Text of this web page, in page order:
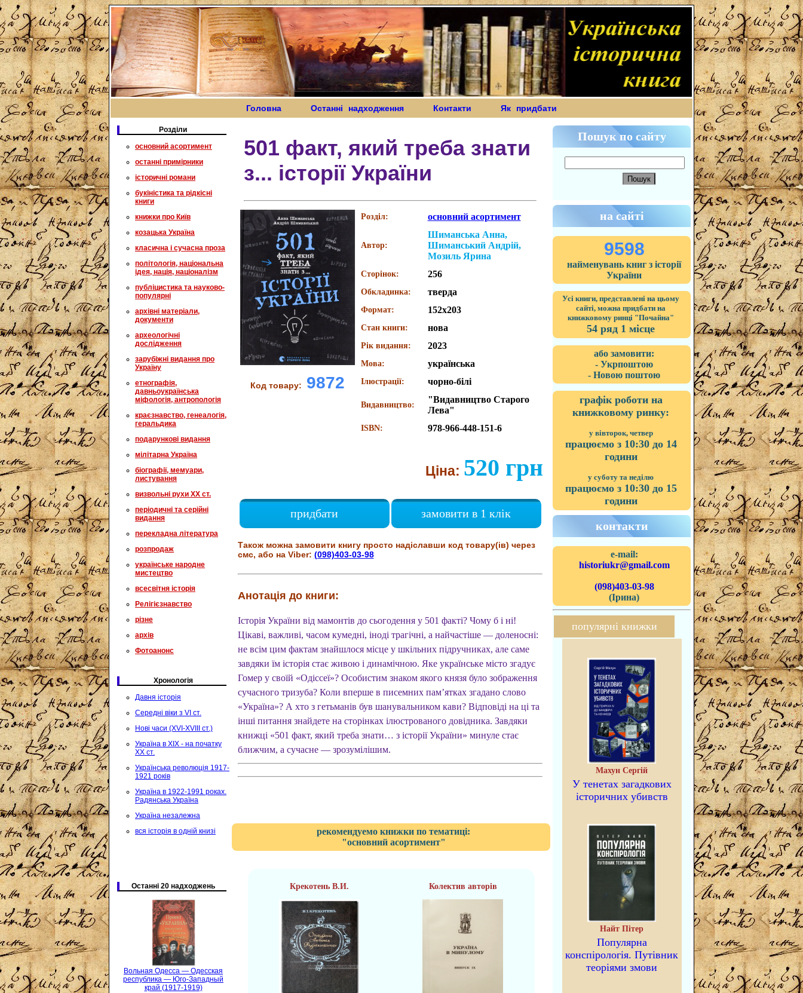
Головна Останні надходження Контакти Як придбати
Розділи
основний асортимент
останні примірники
історичні романи
букіністика та рідкісні
книги
книжки про Київ
козацька Україна
класична і сучасна проза
політологія, національна
ідея, нація, націоналізм
публіцистика та науково-
популярні
архівні матеріали,
документи
археологічні
дослідження
зарубіжні видання про
Україну
етнографія,
давньоукраїнська
міфологія, антропологія
краєзнавство, генеалогія,
геральдика
подарункові видання
мілітарна Україна
біографії, мемуари,
листування
визвольні рухи XX ст.
періодичні та серійні
видання
перекладна література
розпродаж
українське народне
мистецтво
всесвітня історія
Релігієзнавство
різне
архів
Фотоанонс
Хронологія
Давня історія
Середні віки з VI ст.
Нові часи (XVI-XVIII ст.)
Україна в XIX - на початку
XX ст.
Українська революція 1917-
1921 років
Україна в 1922-1991 роках.
Радянська Україна
Україна незалежна
вся історія в одній книзі
Останні 20 надходжень
Вольная Одесса — Одесская
республика — Юго-Западный
край (1917-1919)
501 факт, який треба знати
з... історії України
Код товару: 9872
Розділ: основний асортимент
Автор:
Шиманська Анна,
Шиманський Андрій,
Мозиль Ярина
Сторінок: 256
Обкладинка: тверда
Формат: 152х203
Стан книги: нова
Рік видання: 2023
Мова: українська
Ілюстрації: чорно-білі
Видавництво:
"Видавництво Старого
Лева"
ISBN: 978-966-448-151-6
Ціна: 520 грн
придбати замовити в 1 клік
Також можна замовити книгу просто надіславши код товару(ів) через
смс, або на Viber: (098)403-03-98
Анотація до книги:
Історія України від мамонтів до сьогодення у 501 факті? Чому б і ні!
Цікаві, важливі, часом кумедні, іноді трагічні, а найчастіше — доленосні:
не всім цим фактам знайшлося місце у шкільних підручниках, але саме
завдяки їм історія стає живою і динамічною. Яке українське місто згадує
Гомер у своїй «Одіссеї»? Особистим знаком якого князя було зображення
сучасного тризуба? Коли вперше в писемних пам’ятках згадано слово
«Україна»? А хто з гетьманів був шанувальником кави? Відповіді на ці та
інші питання знайдете на сторінках ілюстрованого довідника. Завдяки
книжці «501 факт, який треба знати… з історії України» минуле стає
ближчим, а сучасне — зрозумілішим.
рекомендуемо книжки по тематиці:
"основний асортимент"
Крекотень В.И. Колектив авторів
Пошук по сайту
на сайті
9598
найменувань книг з історії
України
Усі книги, представлені на цьому
сайті, можна придбати на
книжковому ринці "Почайна"
54 ряд 1 місце
або замовити:
- Укрпоштою
- Новою поштою
графік роботи на
книжковому ринку:
у вівторок, четвер
працюємо з 10:30 до 14
години
у суботу та неділю
працюємо з 10:30 до 15
години
контакти
e-mail:
historiukr@gmail.com
(098)403-03-98
(Ірина)
популярні книжки
Махун Сергій
У тенетах загадкових
історичних убивств
Найт Пітер
Популярна
конспірологія. Путівник
теоріями змови